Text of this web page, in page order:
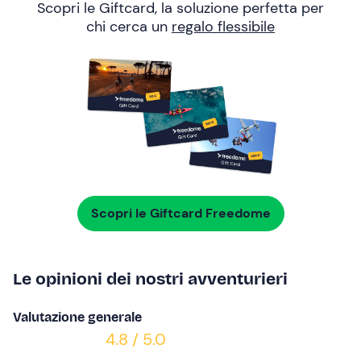
Scopri le Giftcard, la soluzione perfetta per
chi cerca un regalo flessibile
Scopri le Giftcard Freedome
Le opinioni dei nostri avventurieri
Valutazione generale
4.8 / 5.0